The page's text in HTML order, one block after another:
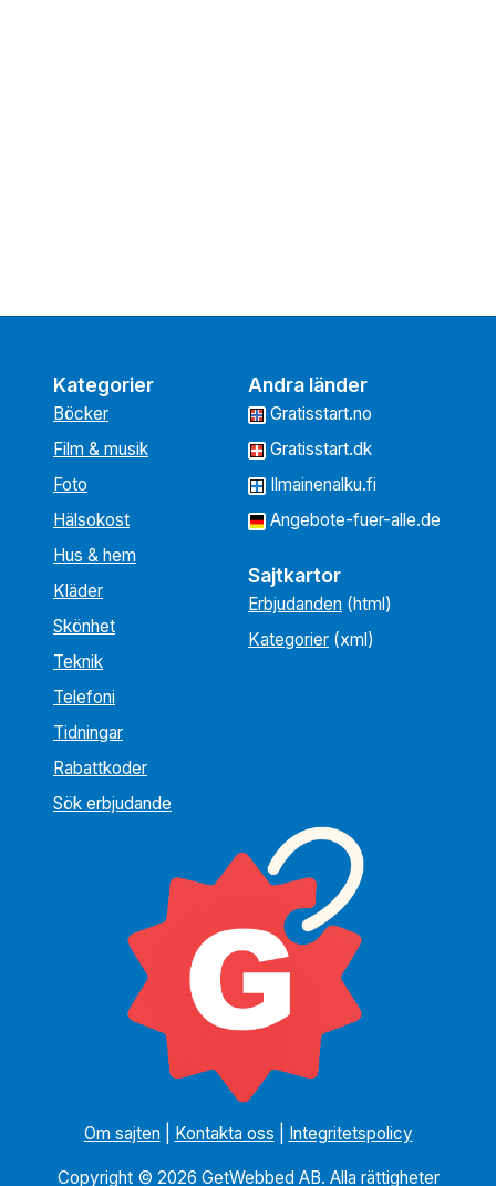
Kategorier
Böcker
Film & musik
Foto
Hälsokost
Hus & hem
Kläder
Skönhet
Teknik
Telefoni
Tidningar
Rabattkoder
Sök erbjudande
Andra länder
Gratisstart.no
Gratisstart.dk
Ilmainenalku.fi
Angebote-fuer-alle.de
Sajtkartor
Erbjudanden (html)
Kategorier (xml)
Om sajten Kontakta oss Integritetspolicy
Copyright © 2026 GetWebbed AB. Alla rättigheter